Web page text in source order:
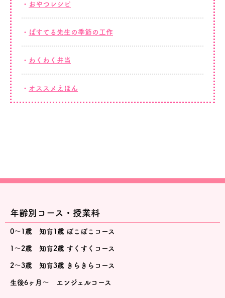
おやつレシピ
ぱすてる先生の季節の工作
わくわく弁当
オススメえほん
年齢別コース・授業料
0～1歳 知育1歳 ぽこぽこコース
1～2歳 知育2歳 すくすくコース
2～3歳 知育3歳 きらきらコース
生後6ヶ月～ エンジェルコース